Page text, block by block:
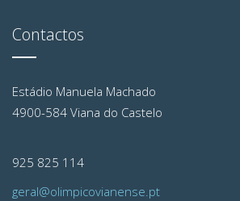
Contactos
Estádio Manuela Machado
4900-584 Viana do Castelo
925 825 114
geral@olimpicovianense.pt